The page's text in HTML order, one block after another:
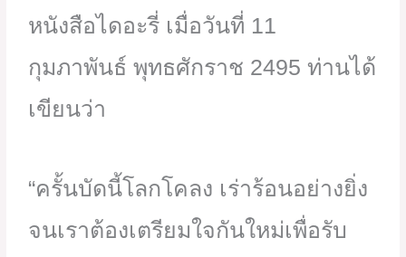
หนังสือไดอะรี่ เมื่อวันที่ 11
กุมภาพันธ์ พุทธศักราช 2495 ท่านได้
เขียนว่า
“ครั้นบัดนี้โลกโคลง เร่าร้อนอย่างยิ่ง
จนเราต้องเตรียมใจกันใหม่เพื่อรับ